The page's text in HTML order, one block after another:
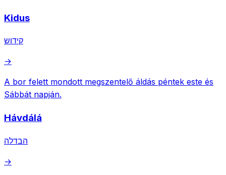
Kidus
קידוש
→
A bor felett mondott megszentelő áldás péntek este és
Sábbát napján.
Hávdálá
הבדלה
→